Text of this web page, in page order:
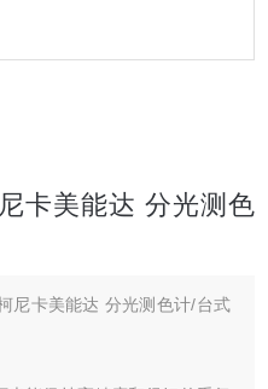
卡美能达 分光测色
尼卡美能达 分光测色计/台式